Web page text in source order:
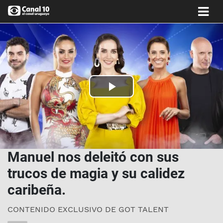
Play
Video
Manuel nos deleitó con sus
trucos de magia y su calidez
caribeña.
CONTENIDO EXCLUSIVO DE GOT TALENT